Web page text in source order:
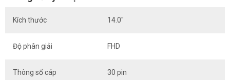
Kích thước 14.0″
Độ phân giải FHD
Thông số cáp 30 pin